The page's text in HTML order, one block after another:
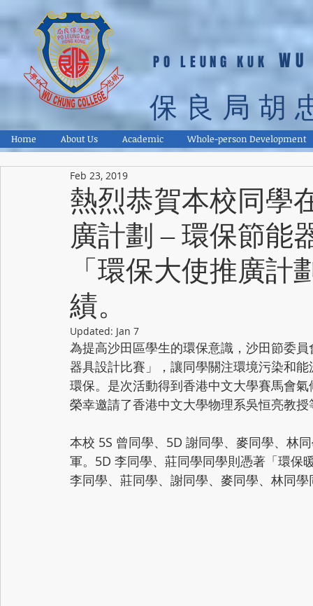
PO LEUNG KUK
保良局胡
Home About Us Academic Whole-person Development
熱烈恭賀本校同學
廣計劃 – 環保節能
「環保大使推廣計
績。
Feb 23, 2019
Updated: Jan 7
為提高沙田區學生的環保意識，沙田節委
器具設計比賽」，讓同學關注環境污染和
環保。是次活動得到香港中文大學賽馬會
榮幸邀請了香港中文大學物理系吳恒亮教
本校 5S 曾同學、5D 謝同學、麥同學、林
軍。5D 李同學、莊同學同學則憑著「環保
李同學、莊同學、謝同學、麥同學、林同